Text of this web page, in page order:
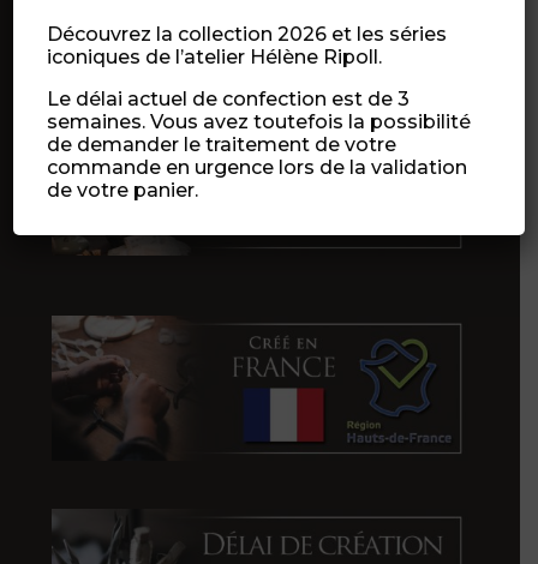
Découvrez la collection 2026 et les séries
iconiques de l’atelier Hélène Ripoll.
Le délai actuel de confection est de 3
semaines. Vous avez toutefois la possibilité
de demander le traitement de votre
commande en urgence lors de la validation
de votre panier.